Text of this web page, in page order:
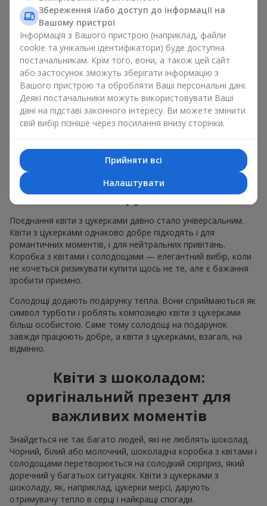
орхідеямиі елітними солодощами;
ніжні букети з
еустоми тюльпанів
альстромерій
добре поєднуються з цукерками merci, підтримуючи
ніжну подачу і легкий настрій як вітання з
народженням дитиниабо день Всіх закоханих.
Ми допоможемо вам підібрати найкраще поєднання
квіткового міксу із ласощами до вашого приводу і
оформимо подарунок квіти з цукерками належним чином.
солодощами — ваш
найкращий вибір для
подарунка
Поєднання квіти з цукерками давно стало універсальним.
Квіти з цукерками однаково добре підходять і для
романтичних моментів, і для нейтральних привітань.
Коробка з квітами і солодощами — елегантний вибір, коли
не хочеться ризикувати купити щось не те, але є бажання
зробити приємно.
Солодощі додають подарунку тепла. Вони сприймаються як
символ турботи і роблять композицію квіти з цукерками
більш особистою. Саме тому солодощі на подарунок
завжди працюють добре, а квіти з цукерками, взагалі, на
відмінно.
Квіти з шоколадом:
оригінальний презент для
важливих моментів
Знайдеться не так багато людей, які не люблять шоколад.
Чорний, білий або молочний, шоколадна коробка з квітами і
солодощами перетворюється на солодкий сюрприз, який
доречний у багатьох ситуаціях. Квіти з цукерками з
шоколаду, як, наприклад, цукерки мерсі, дарують
отримувачу тепло в серці і найкращі спогади.
Збереження і/або доступ до інформації на
Вашому пристрої
Інформація з Вашого пристрою (наприклад, файли
cookie та унікальні ідентифікатори) буде доступна
постачальникам. Крім того, вони, а також цей сайт
або застосунок зможуть зберігати інформацію з
Вашого пристрою та обробляти Ваші персональні дані.
Деякі постачальники можуть використовувати Ваші
дані на підставі законного інтересу. Ви можете змінити
свій вибір пізніше через посилання внизу сторінки.
Прийняти всі
Налаштувати